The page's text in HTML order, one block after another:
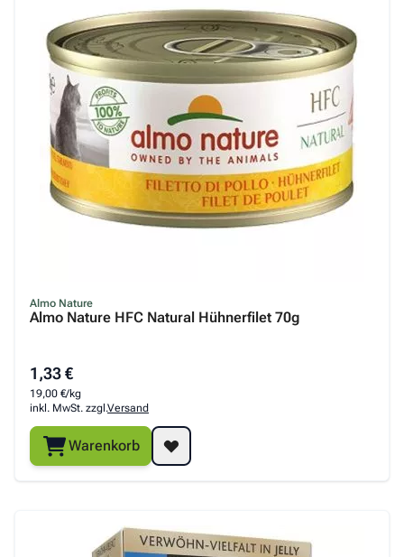
Almo Nature
Almo Nature HFC Natural Hühnerfilet 70g
1,33 €
19,00 €/kg
inkl. MwSt. zzgl.Versand
Warenkorb